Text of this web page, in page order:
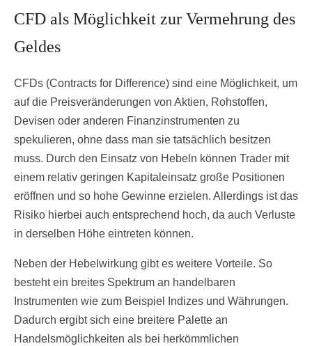
CFD als Möglichkeit zur Vermehrung des
Geldes
CFDs (Contracts for Difference) sind eine Möglichkeit, um
auf die Preisveränderungen von Aktien, Rohstoffen,
Devisen oder anderen Finanzinstrumenten zu
spekulieren, ohne dass man sie tatsächlich besitzen
muss. Durch den Einsatz von Hebeln können Trader mit
einem relativ geringen Kapitaleinsatz große Positionen
eröffnen und so hohe Gewinne erzielen. Allerdings ist das
Risiko hierbei auch entsprechend hoch, da auch Verluste
in derselben Höhe eintreten können.
Neben der Hebelwirkung gibt es weitere Vorteile. So
besteht ein breites Spektrum an handelbaren
Instrumenten wie zum Beispiel Indizes und Währungen.
Dadurch ergibt sich eine breitere Palette an
Handelsmöglichkeiten als bei herkömmlichen